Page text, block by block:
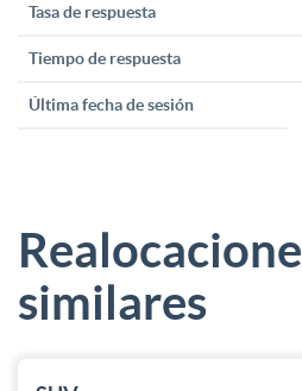
Tasa de respuesta
Tiempo de respuesta
Última fecha de sesión
similares